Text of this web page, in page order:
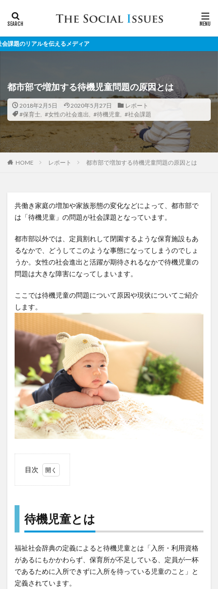
を伝えるメディア
都市部で増加する待機児童問題の原因とは
2018年2月5日 2020年5月27日
レポート
#保育士, #女性の社会進出 #待機児童, #社会課題
HOME レポート 都市部で増加する待機児童問題の原因とは
共働き家庭の増加や家族形態の変化などによって、都市部で
は「待機児童」の問題が社会課題となっています。
都市部以外では、定員割れして閉園するような保育施設もあ
るなかで、どうしてこのような事態になってしまうのでしょ
うか。女性の社会進出と活躍が期待されるなかで待機児童の
問題は大きな障害になってしまいます。
ここでは待機児童の問題について原因や現状についてご紹介
します。
目次
とは
2
児童
の現
状
待機児童とは
福祉社会辞典の定義によると待機児童とは「入所・利用資格
があるにもかかわらず、保育所が不足している、定員が一杯
であるために入所できずに入所を待っている児童のこと」と
定義されています。